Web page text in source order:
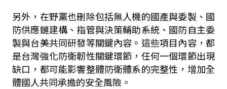
另外，在野黨也刪除包括無人機的國產與委製、國
防供應鏈建構、指管與決策輔助系統、國防自主委
製與台美共同研發等關鍵內容。這些項目內容，都
是台灣強化防衛韌性關鍵環節，任何一個環節出現
缺口，都可能影響整體防衛體系的完整性，增加全
體國人共同承擔的安全風險。